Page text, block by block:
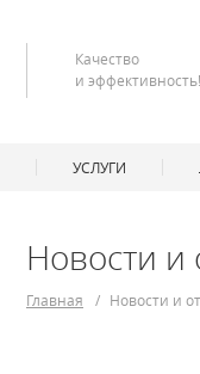
Новости и
Главная / Новости и
Качество
и эффективность!
УСЛУГИ